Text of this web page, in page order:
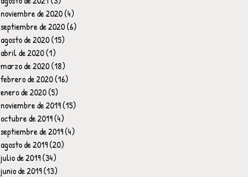
noviembre de 2020(4)
septiembre de 2020(6)
agosto de 2020(15)
abril de 2020(1)
marzo de 2020(18)
febrero de 2020(16)
enero de 2020(5)
noviembre de 2019(15)
octubre de 2019(4)
septiembre de 2019(4)
agosto de 2019(20)
julio de 2019(34)
junio de 2019(13)